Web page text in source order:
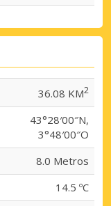
36.08 KM2
43°28′00″N,
3°48′00″O
8.0 Metros
14.5 ºC